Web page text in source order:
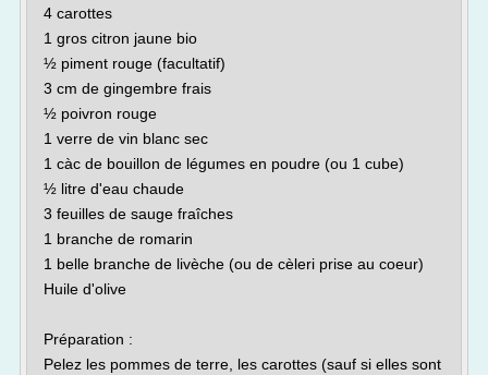
4 carottes
1 gros citron jaune bio
½ piment rouge (facultatif)
3 cm de gingembre frais
½ poivron rouge
1 verre de vin blanc sec
1 càc de bouillon de légumes en poudre (ou 1 cube)
½ litre d'eau chaude
3 feuilles de sauge fraîches
1 branche de romarin
1 belle branche de livèche (ou de cèleri prise au coeur)
Huile d'olive
Préparation :
Pelez les pommes de terre, les carottes (sauf si elles sont